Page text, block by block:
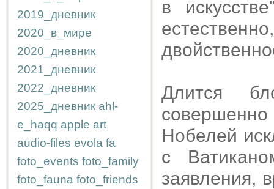
2019_дневник
2020_в_мире
2020_дневник
2021_дневник
2022_дневник
2025_дневник ahl-
e_haqq apple art
audio-files evola fa
foto_events foto_family
foto_fauna foto_friends
в
Длится
Нобелей
с
заявления,